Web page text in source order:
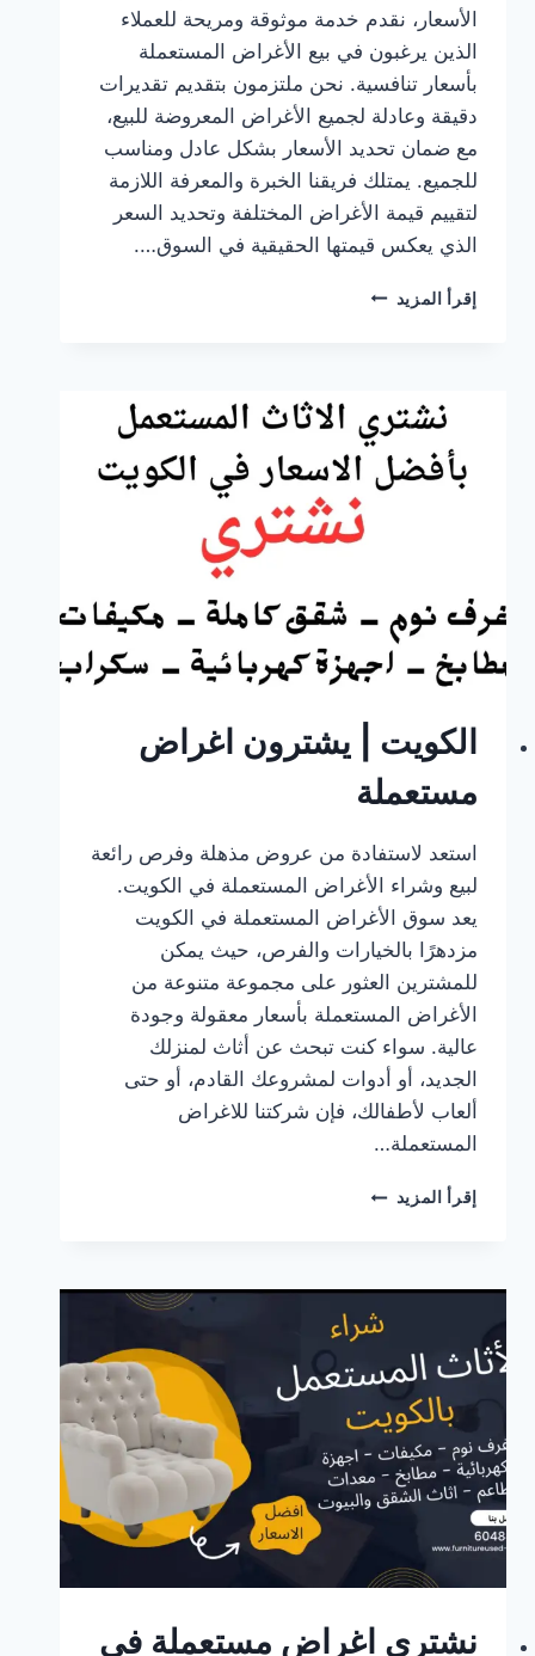
الأسعار، نقدم خدمة موثوقة ومريحة للعملاء
الذين يرغبون في بيع الأغراض المستعملة
بأسعار تنافسية. نحن ملتزمون بتقديم تقديرات
دقيقة وعادلة لجميع الأغراض المعروضة للبيع،
مع ضمان تحديد الأسعار بشكل عادل ومناسب
للجميع. يمتلك فريقنا الخبرة والمعرفة اللازمة
لتقييم قيمة الأغراض المختلفة وتحديد السعر
الذي يعكس قيمتها الحقيقية في السوق….
إقرأ المزيد نشتري
بأفضل
الأسعار
الكويت | يشترون اغراض
مستعملة
استعد لاستفادة من عروض مذهلة وفرص رائعة
لبيع وشراء الأغراض المستعملة في الكويت.
يعد سوق الأغراض المستعملة في الكويت
مزدهرًا بالخيارات والفرص، حيث يمكن
للمشترين العثور على مجموعة متنوعة من
الأغراض المستعملة بأسعار معقولة وجودة
عالية. سواء كنت تبحث عن أثاث لمنزلك
الجديد، أو أدوات لمشروعك القادم، أو حتى
ألعاب لأطفالك، فإن شركتنا للاغراض
المستعملة…
إقرأ المزيد الكويت
مستعملة
نشتري اغراض مستعملة في